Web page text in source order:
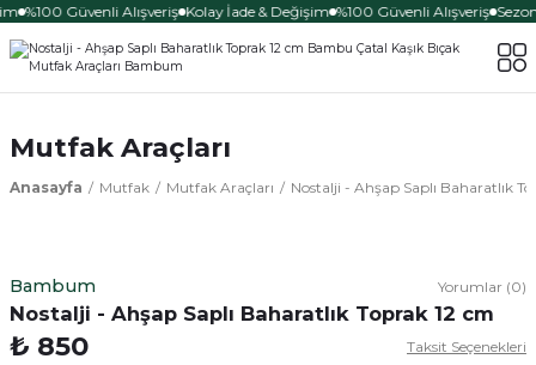
%100 Güvenli Alışveriş Kolay İade & Değişim %100 Güvenli Alışveriş
Mutfak Araçları
Anasayfa Mutfak Mutfak Araçları Nostalji - Ahşap Saplı Baharatlık
Bambum Yorumlar (0)
Nostalji - Ahşap Saplı Baharatlık Toprak 12 cm
₺ 850
Taksit Seçenekleri